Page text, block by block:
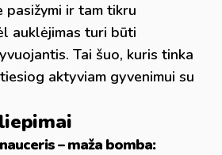
pasižymi ir tam tikru
auklėjimas turi būti
Tai šuo, kuris tinka
aktyviam gyvenimui su
– maža bomba: